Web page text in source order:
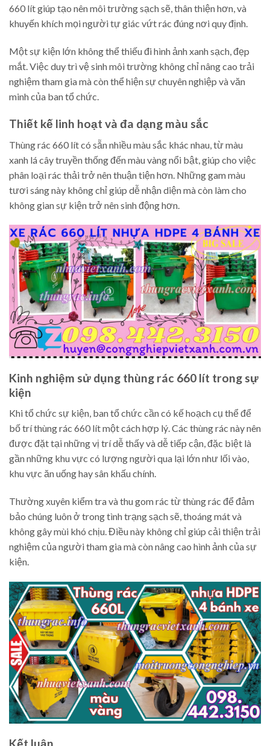
660 lít giúp tạo nên môi trường sạch sẽ, thân thiện hơn, và
khuyến khích mọi người tự giác vứt rác đúng nơi quy định.
Một sự kiện lớn không thể thiếu đi hình ảnh xanh sạch, đẹp
mắt. Việc duy trì vệ sinh môi trường không chỉ nâng cao trải
nghiệm tham gia mà còn thể hiện sự chuyên nghiệp và văn
minh của ban tổ chức.
Thiết kế linh hoạt và đa dạng màu sắc
Thùng rác 660 lít có sẵn nhiều màu sắc khác nhau, từ màu
xanh lá cây truyền thống đến màu vàng nổi bật, giúp cho việc
phân loại rác thải trở nên thuận tiện hơn. Những gam màu
tươi sáng này không chỉ giúp dễ nhận diện mà còn làm cho
không gian sự kiện trở nên sinh động hơn.
Kinh nghiệm sử dụng thùng rác 660 lít trong sự
kiện
Khi tổ chức sự kiện, ban tổ chức cần có kế hoạch cụ thể để
bố trí thùng rác 660 lít một cách hợp lý. Các thùng rác này nên
được đặt tại những vị trí dễ thấy và dễ tiếp cận, đặc biệt là
gần những khu vực có lượng người qua lại lớn như lối vào,
khu vực ăn uống hay sân khấu chính.
Thường xuyên kiểm tra và thu gom rác từ thùng rác để đảm
bảo chúng luôn ở trong tình trạng sạch sẽ, thoáng mát và
không gây mùi khó chịu. Điều này không chỉ giúp cải thiện trải
nghiệm của người tham gia mà còn nâng cao hình ảnh của sự
kiện.
Kết luận